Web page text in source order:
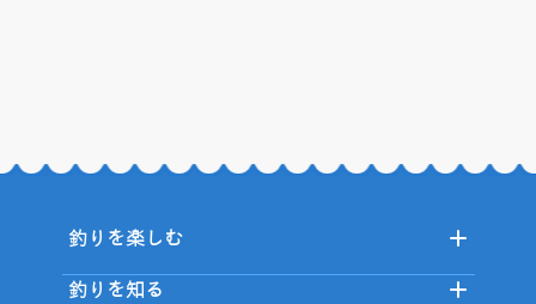
釣りを楽しむ
釣りを知る